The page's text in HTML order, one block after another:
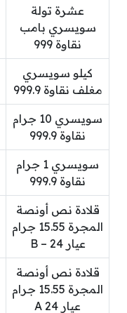
عشرة تولة
سويسري بامب
نقاوة 999
كيلو سويسري
مغلف نقاوة 999.9
سويسري 10 جرام
نقاوة 999.9
سويسري 1 جرام
نقاوة 999.9
قلادة نص أونصة
المجرة 15.55 جرام
عيار 24 – B
قلادة نص أونصة
المجرة 15.55 جرام
عيار 24 A